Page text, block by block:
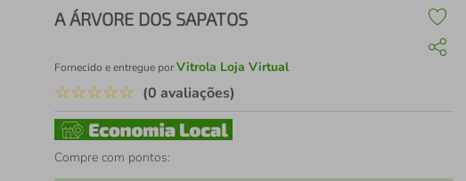
A ÁRVORE DOS SAPATOS
Fornecido e entregue porVitrola Loja Virtual
☆☆☆☆☆ (0 avaliações)
Compre com pontos: